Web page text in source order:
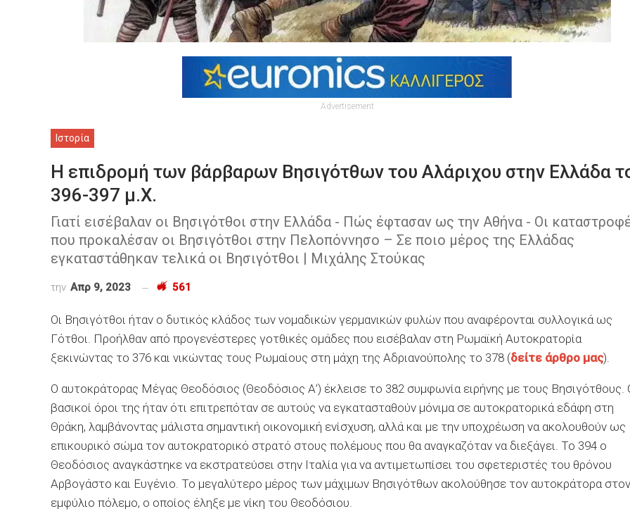
Advertisement
Ιστορία
Η επιδρομή των βάρβαρων Βησιγότθων του Αλάριχου στην Ελλάδα
396-397 μ.Χ.
Γιατί εισέβαλαν οι Βησιγότθοι στην Ελλάδα - Πώς έφτασαν ως την Αθήνα - Οι
που προκαλέσαν οι Βησιγότθοι στην Πελοπόννησο – Σε ποιο μέρος της Ελλάδας
εγκαταστάθηκαν τελικά οι Βησιγότθοι | Μιχάλης Στούκας
την Απρ 9, 2023 561
Οι Βησιγότθοι ήταν ο δυτικός κλάδος των νομαδικών γερμανικών φυλών που αναφέρονται συλλογικά ως
Γότθοι. Προήλθαν από προγενέστερες γοτθικές ομάδες που εισέβαλαν στη Ρωμαϊκή Αυτοκρατορία
ξεκινώντας το 376 και νικώντας τους Ρωμαίους στη μάχη της Αδριανούπολης το 378 (δείτε άρθρο μας).
Ο αυτοκράτορας Μέγας Θεοδόσιος (Θεοδόσιος Α’) έκλεισε το 382 συμφωνία ειρήνης με τους Βησιγότθους.
βασικοί όροι της ήταν ότι επιτρεπόταν σε αυτούς να εγκατασταθούν μόνιμα σε αυτοκρατορικά εδάφη στη
Θράκη, λαμβάνοντας μάλιστα σημαντική οικονομική ενίσχυση, αλλά και με την υποχρέωση να ακολουθούν ως
επικουρικό σώμα τον αυτοκρατορικό στρατό στους πολέμους που θα αναγκαζόταν να διεξάγει. Το 394 ο
Θεοδόσιος αναγκάστηκε να εκστρατεύσει στην Ιταλία για να αντιμετωπίσει του σφετεριστές του θρόνου
Αρβογάστο και Ευγένιο. Το μεγαλύτερο μέρος των μάχιμων Βησιγότθων ακολούθησε τον αυτοκράτορα στον
εμφύλιο πόλεμο, ο οποίος έληξε με νίκη του Θεοδόσιου.